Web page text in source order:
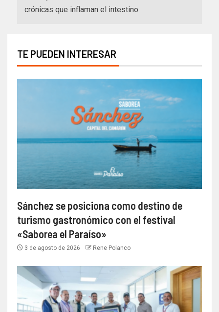
crónicas que inflaman el intestino
TE PUEDEN INTERESAR
Sánchez se posiciona como destino de
turismo gastronómico con el festival
«Saborea el Paraíso»
3 de agosto de 2026 Rene Polanco